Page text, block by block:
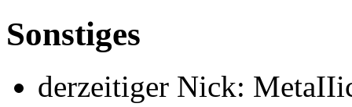
Sonstiges
derzeitiger Nick: